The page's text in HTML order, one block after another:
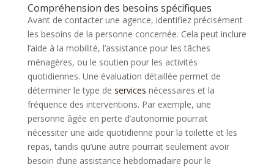
Compréhension des besoins spécifiques
Avant de contacter une agence, identifiez précisément
les besoins de la personne concernée. Cela peut inclure
l’aide à la mobilité, l’assistance pour les tâches
ménagères, ou le soutien pour les activités
quotidiennes. Une évaluation détaillée permet de
déterminer le type de services nécessaires et la
fréquence des interventions. Par exemple, une
personne âgée en perte d’autonomie pourrait
nécessiter une aide quotidienne pour la toilette et les
repas, tandis qu’une autre pourrait seulement avoir
besoin d’une assistance hebdomadaire pour le